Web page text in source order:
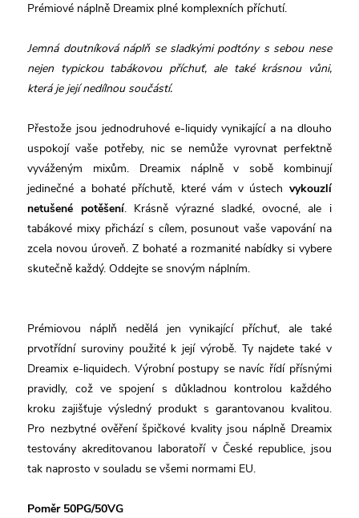
Prémiové náplně Dreamix plné komplexních příchutí.
Jemná doutníková náplň se sladkými podtóny s sebou nese
nejen typickou tabákovou příchuť, ale také krásnou vůni,
která je její nedílnou součástí.
Přestože jsou jednodruhové e-liquidy vynikající a na dlouho
uspokojí vaše potřeby, nic se nemůže vyrovnat perfektně
vyváženým mixům. Dreamix náplně v sobě kombinují
jedinečné a bohaté příchutě, které vám v ústech vykouzlí
netušené potěšení. Krásně výrazné sladké, ovocné, ale i
tabákové mixy přichází s cílem, posunout vaše vapování na
zcela novou úroveň. Z bohaté a rozmanité nabídky si vybere
skutečně každý. Oddejte se snovým náplním.
Prémiovou náplň nedělá jen vynikající příchuť, ale také
prvotřídní suroviny použité k její výrobě. Ty najdete také v
Dreamix e-liquidech. Výrobní postupy se navíc řídí přísnými
pravidly, což ve spojení s důkladnou kontrolou každého
kroku zajišťuje výsledný produkt s garantovanou kvalitou.
Pro nezbytné ověření špičkové kvality jsou náplně Dreamix
testovány akreditovanou laboratoří v České republice, jsou
tak naprosto v souladu se všemi normami EU.
Poměr 50PG/50VG